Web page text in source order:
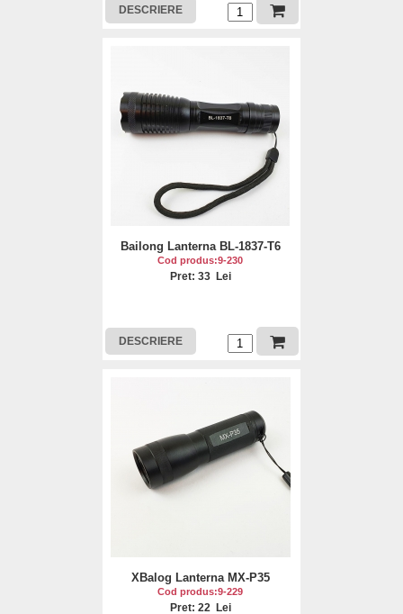
DESCRIERE
Bailong Lanterna BL-1837-T6
Cod produs:9-230
Pret: 33 Lei
DESCRIERE
XBalog Lanterna MX-P35
Cod produs:9-229
Pret: 22 Lei